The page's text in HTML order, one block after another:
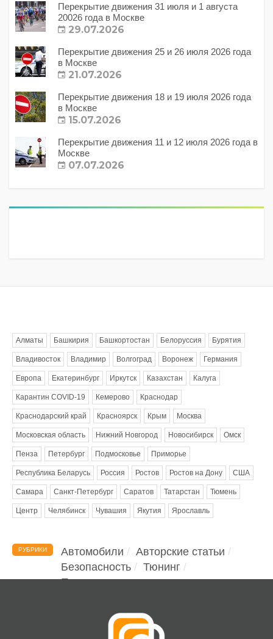
Перекрытие движения 31 июля и 1 августа
20026 года в Москве
29.07.2026
Перекрытие движения 25 и 26 июля 2026 года
в Москве
21.07.2026
Перекрытие движения 18 и 19 июля 2026 года
в Москве
15.07.2026
Перекрытие движения 11 и 12 июля 2026 года в
Москве
07.07.2026
Алматы Башкирия Башкортостан Белоруссия Бурятия
Владивосток Владимир Волгоград Воронеж Германия
Европа Екатеринбург Иркутск Казахстан Калуга
Карантин COVID-19 Кемерово Краснодар
Краснодарский край Красноярск Крым Москва
Московская область Нижний Новгород Новосибирск Омск
Пенза Петербург Подмосковье Приморье
Республика Беларусь Россия Ростов Ростов на Дону США
Самара Санкт-Петербург Саратов Татарстан Тюмень
Центр Челябинск Чувашия Якутия Ярославль
РУБРИКИ Автомобили
Авторские статьи
Безопасность
Тюнинг
Помощь водителю